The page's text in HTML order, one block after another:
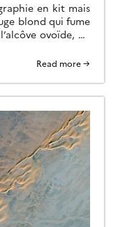
en kit mais
blond qui fume
ovoïde, où
de l’être dont il
Read more →